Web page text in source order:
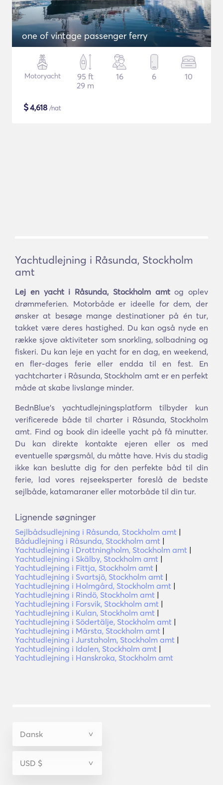
one of vintage passenger ferry
Motoryacht
95 ft
29 m
16 6 10
$4,618 /nat
Yachtudlejning i Råsunda, Stockholm
amt
Lej en yacht i Råsunda, Stockholm amtog oplev
drømmeferien. Motorbåde er ideelle for dem, der
ønsker at besøge mange destinationer på én tur,
takket være deres hastighed. Du kan også nyde en
række sjove aktiviteter som snorkling, solbadning og
fiskeri. Du kan leje en yacht for en dag, en weekend,
en fler-dages ferie eller endda til en fest. En
yachtcharter i Råsunda, Stockholm amt er en perfekt
måde at skabe livslange minder.
BednBlue's yachtudlejningsplatform tilbyder kun
verificerede både til charter i Råsunda, Stockholm
amt. Find og book din ideelle yacht på få minutter.
Du kan direkte kontakte ejeren eller os med
eventuelle spørgsmål, du måtte have. Hvis du stadig
ikke kan beslutte dig for den perfekte båd til din
ferie, lad vores rejseeksperter foreslå de bedste
sejlbåde, katamaraner eller motorbåde til din tur.
Lignende søgninger
Sejlbådsudlejning i Råsunda, Stockholm amt |
Bådudlejning i Råsunda, Stockholm amt |
Yachtudlejning i Drottningholm, Stockholm amt |
Yachtudlejning i Skälby, Stockholm amt |
Yachtudlejning i Fittja, Stockholm amt |
Yachtudlejning i Svartsjö, Stockholm amt |
Yachtudlejning i Holmgård, Stockholm amt |
Yachtudlejning i Rindö, Stockholm amt |
Yachtudlejning i Forsvik, Stockholm amt |
Yachtudlejning i Kulan, Stockholm amt |
Yachtudlejning i Södertälje, Stockholm amt |
Yachtudlejning i Märsta, Stockholm amt |
Yachtudlejning i Jurstaholm, Stockholm amt |
Yachtudlejning i Idalen, Stockholm amt |
Yachtudlejning i Hanskroka, Stockholm amt